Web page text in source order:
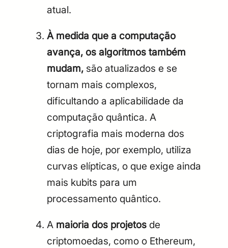
atual.
À medida que a computação
avança, os algoritmos também
mudam, são atualizados e se
tornam mais complexos,
dificultando a aplicabilidade da
computação quântica. A
criptografia mais moderna dos
dias de hoje, por exemplo, utiliza
curvas elípticas, o que exige ainda
mais kubits para um
processamento quântico.
A maioria dos projetos de
criptomoedas, como o Ethereum,